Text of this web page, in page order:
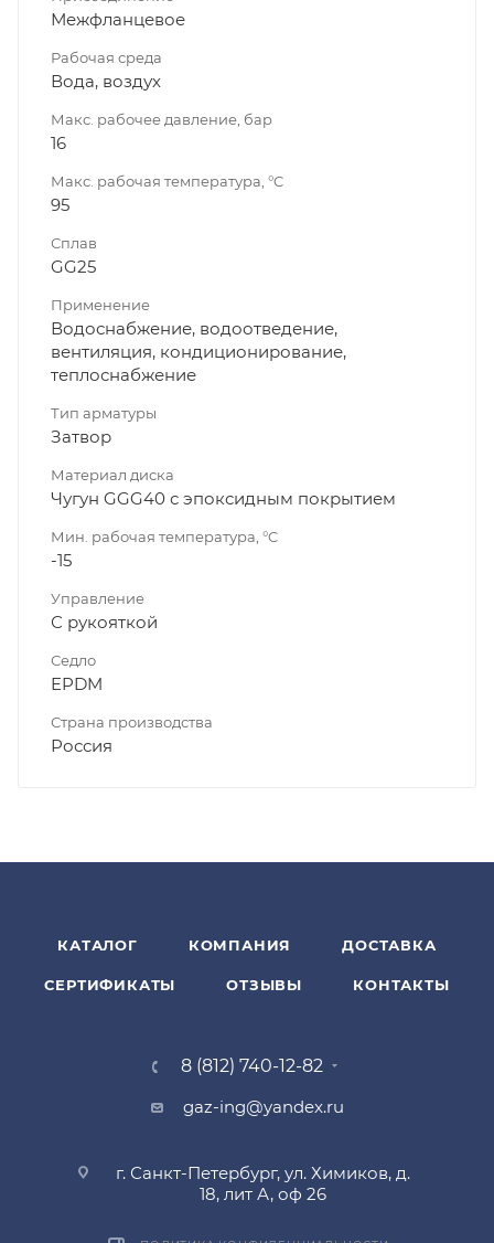
Межфланцевое
Рабочая среда
Вода, воздух
Макс. рабочее давление, бар
16
Макс. рабочая температура, °C
95
Сплав
GG25
Применение
Водоснабжение, водоотведение,
вентиляция, кондиционирование,
теплоснабжение
Тип арматуры
Затвор
Материал диска
Чугун GGG40 с эпоксидным покрытием
Мин. рабочая температура, °C
-15
Управление
С рукояткой
Седло
EPDM
Страна производства
Россия
КАТАЛОГ КОМПАНИЯ ДОСТАВКА
СЕРТИФИКАТЫ ОТЗЫВЫ КОНТАКТЫ
8 (812) 740-12-82
gaz-ing@yandex.ru
г. Санкт-Петербург, ул. Химиков, д.
18, лит А, оф 26